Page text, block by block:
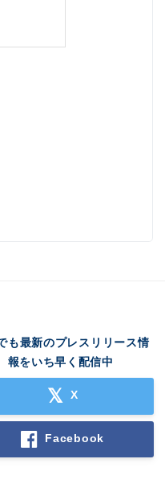
も最新のプレスリリース情
報をいち早く配信中
X
Facebook